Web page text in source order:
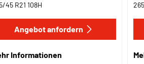
45 R21 108H
Angebot anfordern
Informationen